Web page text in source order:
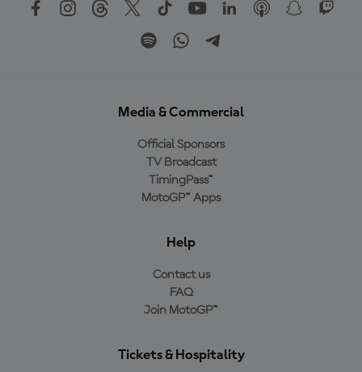
Media & Commercial
Official Sponsors
TV Broadcast
TimingPass™
MotoGP™ Apps
Help
Contact us
FAQ
Join MotoGP™
Tickets & Hospitality